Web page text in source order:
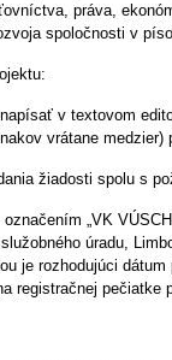
práva,
spoločnosti v
v textovom
vrátane
žiadosti spolu s
označením „VK
úradu,
je rozhodujúci
registračnej pečiatke